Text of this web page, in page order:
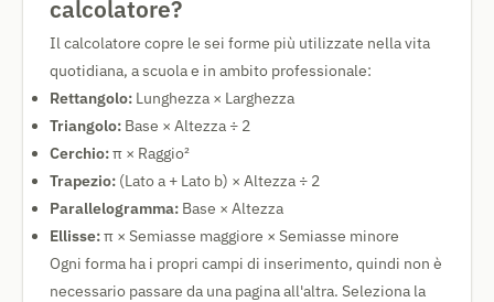
calcolatore?
Il calcolatore copre le sei forme più utilizzate nella vita
quotidiana, a scuola e in ambito professionale:
Rettangolo: Lunghezza × Larghezza
Triangolo: Base × Altezza ÷ 2
Cerchio:π × Raggio²
Trapezio: (Lato a + Lato b) × Altezza ÷ 2
Parallelogramma: Base × Altezza
Ellisse:π × Semiasse maggiore × Semiasse minore
Ogni forma ha i propri campi di inserimento, quindi non è
necessario passare da una pagina all'altra. Seleziona la